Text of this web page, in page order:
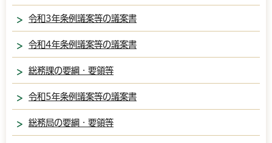
令和3年条例議案等の議案書
令和4年条例議案等の議案書
総務課の要綱・要領等
令和5年条例議案等の議案書
総務局の要綱・要領等